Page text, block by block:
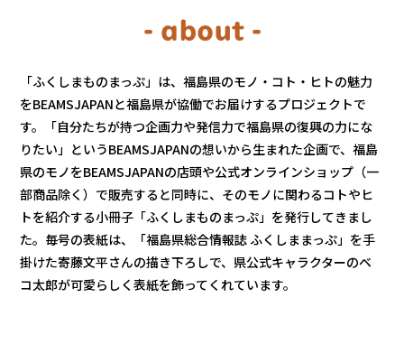
- about -
「ふくしまものまっぷ」は、福島県のモノ・コト・ヒトの魅力
をBEAMSJAPANと福島県が協働でお届けするプロジェクトで
す。「自分たちが持つ企画力や発信力で福島県の復興の力にな
りたい」というBEAMSJAPANの想いから生まれた企画で、福島
県のモノをBEAMSJAPANの店頭や公式オンラインショップ（一
部商品除く）で販売すると同時に、そのモノに関わるコトやヒ
トを紹介する小冊子「ふくしまものまっぷ」を発行してきまし
た。毎号の表紙は、「福島県総合情報誌 ふくしままっぷ」を手
掛けた寄藤文平さんの描き下ろしで、県公式キャラクターのベ
コ太郎が可愛らしく表紙を飾ってくれています。